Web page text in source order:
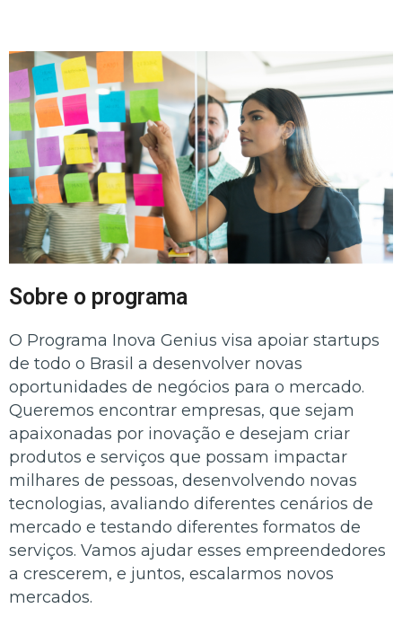
Sobre o programa
O Programa Inova Genius visa apoiar startups
de todo o Brasil a desenvolver novas
oportunidades de negócios para o mercado.
Queremos encontrar empresas, que sejam
apaixonadas por inovação e desejam criar
produtos e serviços que possam impactar
milhares de pessoas, desenvolvendo novas
tecnologias, avaliando diferentes cenários de
mercado e testando diferentes formatos de
serviços. Vamos ajudar esses empreendedores
a crescerem, e juntos, escalarmos novos
mercados.